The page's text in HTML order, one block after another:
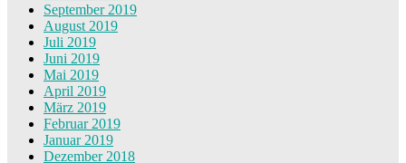
September 2019
August 2019
Juli 2019
Juni 2019
Mai 2019
April 2019
März 2019
Februar 2019
Januar 2019
Dezember 2018